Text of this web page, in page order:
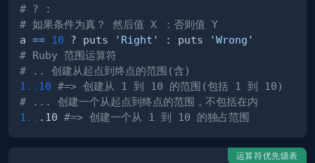
# ? :
# 如果条件为真？ 然后值 X ：否则值 Y
a == 10 ? puts 'Right' : puts
'Wrong'
# Ruby 范围运算符
# .. 创建从起点到终点的范围(含)
1 .. 10 #=> 创建从 1 到 10 的范围(包括 1 到 10)
# ... 创建一个从起点到终点的范围，不包括在内
1 .. .10 #=> 创建一个从 1 到 10 的独占范围
运算符优先级表